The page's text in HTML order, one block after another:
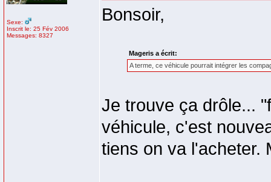
Sexe:
Inscrit le: 25 Fév 2006
Messages: 8327
Bonsoir,
Mageris a écrit:
A terme, ce véhicule pourrait intégrer les
Je trouve ça drôle...
véhicule, c'est
tiens on va l'acheter.